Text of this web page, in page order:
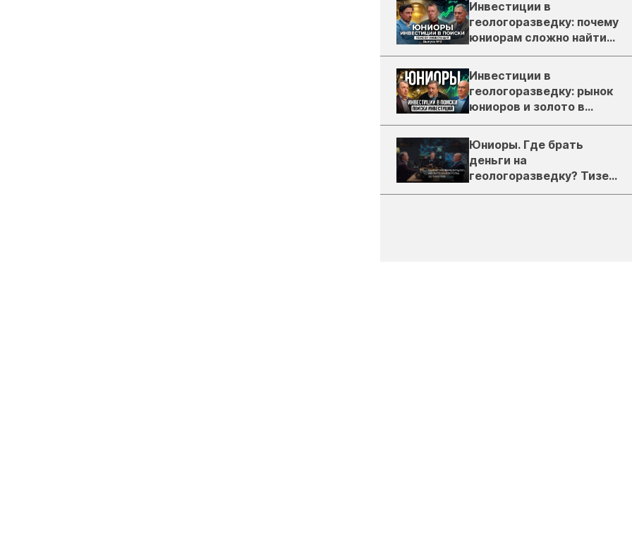
Инвестиции в
геологоразведку: почему
юниорам сложно найти
деньги
Инвестиции в
геологоразведку: рынок
юниоров и золото в
России
Юниоры. Где брать
деньги на
геологоразведку? Тизер
подкаста ЗиТ №1